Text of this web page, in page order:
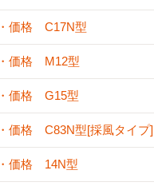
価格 C17N型
価格 M12型
価格 G15型
価格 C83N型[採風タイプ]
価格 14N型